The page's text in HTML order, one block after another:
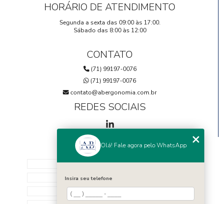
HORÁRIO DE ATENDIMENTO
Segunda a sexta das 09:00 às 17:00.
Sábado das 8:00 às 12:00
CONTATO
(71) 99197-0076
(71) 99197-0076
contato@abergonomia.com.br
REDES SOCIAIS
MENU
HOME
SOBRE NÓS
Olá! Fale agora pelo WhatsApp
Insira seu telefone